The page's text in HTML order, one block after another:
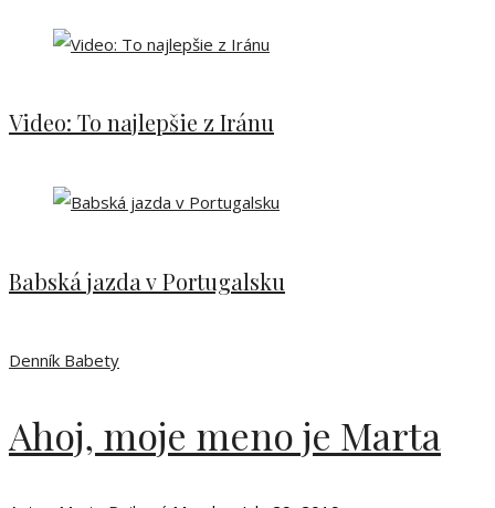
Video: To najlepšie z Iránu
Babská jazda v Portugalsku
Denník Babety
Ahoj, moje meno je Marta